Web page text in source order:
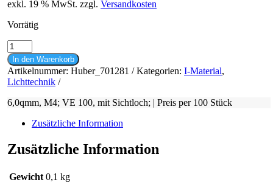
exkl. 19 % MwSt. zzgl. Versandkosten
Vorrätig
Kerbkabelschuhe,
Ringform
Menge
In den Warenkorb
Artikelnummer: Huber_701281 Kategorien: I-Material,
Lichttechnik
6,0qmm, M4; VE 100, mit Sichtloch; | Preis per 100 Stück
Zusätzliche Information
Zusätzliche Information
Gewicht 0,1 kg